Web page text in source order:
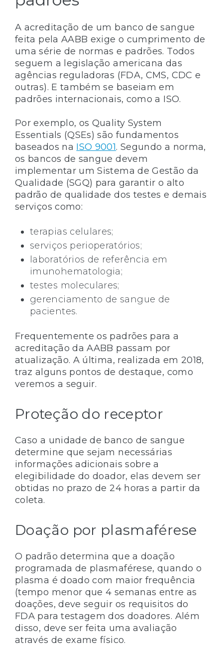
A acreditação de um banco de sangue
feita pela AABB exige o cumprimento de
uma série de normas e padrões. Todos
seguem a legislação americana das
agências reguladoras (FDA, CMS, CDC e
outras). E também se baseiam em
padrões internacionais, como a ISO.
Por exemplo, os Quality System
Essentials (QSEs) são fundamentos
baseados na ISO 9001. Segundo a norma,
os bancos de sangue devem
implementar um Sistema de Gestão da
Qualidade (SGQ) para garantir o alto
padrão de qualidade dos testes e demais
serviços como:
terapias celulares;
serviços perioperatórios;
laboratórios de referência em
imunohematologia;
testes moleculares;
gerenciamento de sangue de
pacientes.
Frequentemente os padrões para a
acreditação da AABB passam por
atualização. A última, realizada em 2018,
traz alguns pontos de destaque, como
veremos a seguir.
Proteção do receptor
Caso a unidade de banco de sangue
determine que sejam necessárias
informações adicionais sobre a
elegibilidade do doador, elas devem ser
obtidas no prazo de 24 horas a partir da
coleta.
Doação por plasmaférese
O padrão determina que a doação
programada de plasmaférese, quando o
plasma é doado com maior frequência
(tempo menor que 4 semanas entre as
doações, deve seguir os requisitos do
FDA para testagem dos doadores. Além
disso, deve ser feita uma avaliação
através de exame físico.